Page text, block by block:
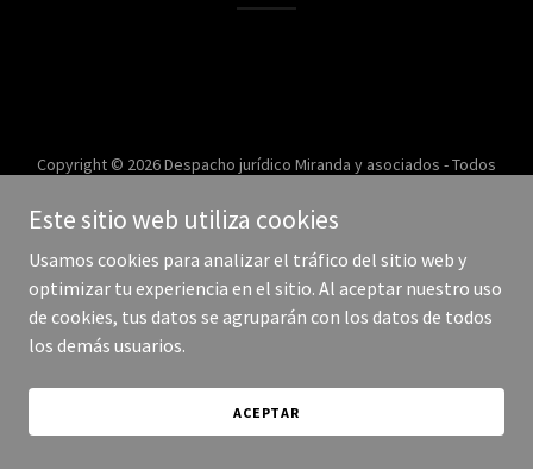
Copyright © 2026 Despacho jurídico Miranda y asociados - Todos
Este sitio web utiliza cookies
Usamos cookies para analizar el tráfico del sitio web y
optimizar tu experiencia en el sitio. Al aceptar nuestro uso
de cookies, tus datos se agruparán con los datos de todos
los demás usuarios.
ACEPTAR